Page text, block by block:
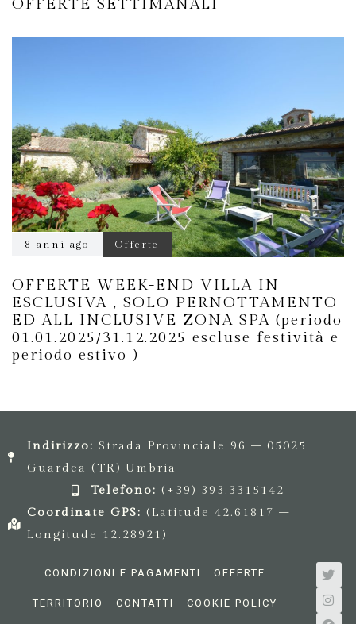
OFFERTE SETTIMANALI
8 anni ago Offerte
OFFERTE WEEK-END VILLA IN
ESCLUSIVA , SOLO PERNOTTAMENTO
ED ALL INCLUSIVE ZONA SPA (periodo
01.01.2025/31.12.2025 escluse festività e
periodo estivo )
Indirizzo: Strada Provinciale 96 – 05025
Guardea (TR) Umbria
Telefono: (+39) 393.3315142
Coordinate GPS: (Latitude 42.61817 –
Longitude 12.28921)
CONDIZIONI E PAGAMENTI OFFERTE
TERRITORIO CONTATTI COOKIE POLICY